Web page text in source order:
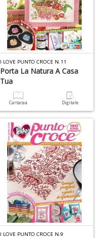
I LOVE PUNTO CROCE N.11
Porta La Natura A Casa
Tua
Cartacea Digitale
I LOVE PUNTO CROCE N.9